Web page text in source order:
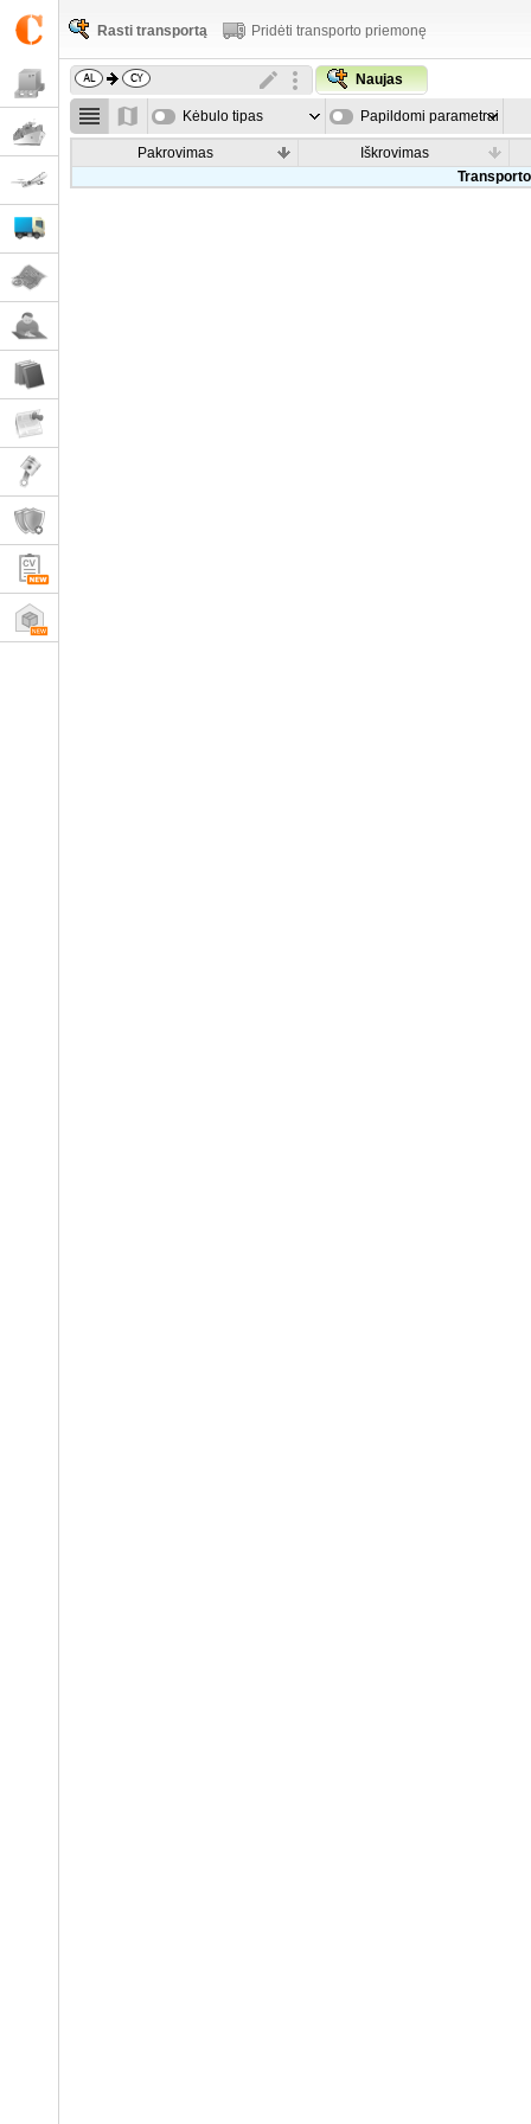
Rasti transportą Pridėti transporto priemonę
Naujas
Kėbulo tipas Papildomi parametrai
Pakrovimas
Iškrovimas